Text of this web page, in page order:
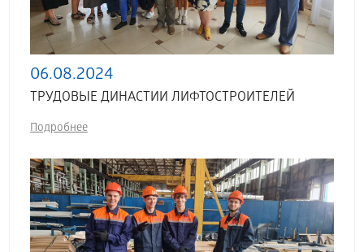
06.08.2024
ТРУДОВЫЕ ДИНАСТИИ ЛИФТОСТРОИТЕЛЕЙ
Подробнее